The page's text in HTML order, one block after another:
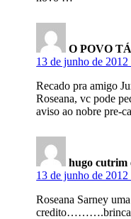
O POVO
13 de junho de 2012
Recado pra amigo
Roseana, vc pode
aviso ao nobre pre-
hugo cutrim
13 de junho de 2012
Roseana Sarney